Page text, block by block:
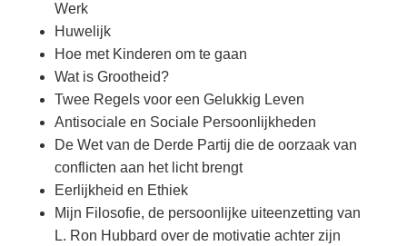
Werk
Huwelijk
Hoe met Kinderen om te gaan
Wat is Grootheid?
Twee Regels voor een Gelukkig Leven
Antisociale en Sociale Persoonlijkheden
De Wet van de Derde Partij die de oorzaak van
conflicten aan het licht brengt
Eerlijkheid en Ethiek
Mijn Filosofie, de persoonlijke uiteenzetting van
L. Ron Hubbard over de motivatie achter zijn